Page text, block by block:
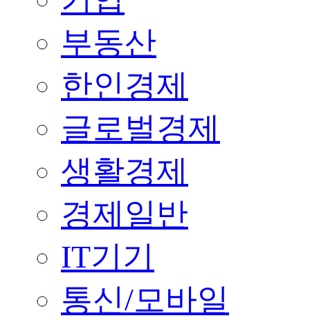
부동산
한인경제
글로벌경제
생활경제
경제일반
IT기기
통신/모바일